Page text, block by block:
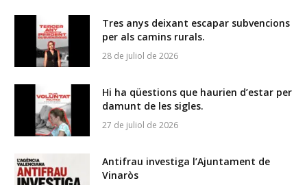
Tres anys deixant escapar subvencions
per als camins rurals.
28 de juliol de 2026
Hi ha qüestions que haurien d’estar per
damunt de les sigles.
27 de juliol de 2026
Antifrau investiga l’Ajuntament de
Vinaròs